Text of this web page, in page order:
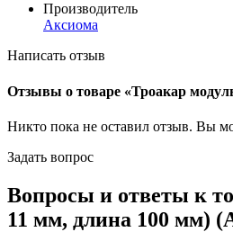
Производитель
Аксиома
Написать отзыв
Отзывы о товаре «Троакар
Никто пока не оставил отзыв. Вы
Задать вопрос
Вопросы и ответы к
11 мм, длина 100 мм)